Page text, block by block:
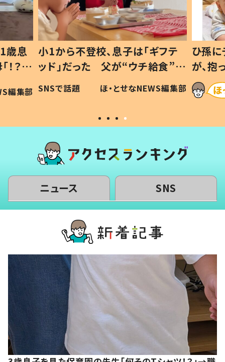
歳息
？」
編集部
小1から不登校、息子は「ギフテ
ッド」だった 父が“ウチ給食”を
作り続ける理由とは #令和の親
#令和の子
SNSで話題 ほ・とせなNEWS編集部
ひ孫
が、
「涙が
い」
ニュース SNS